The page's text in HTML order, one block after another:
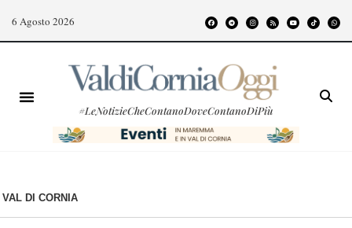
6 Agosto 2026
#LeNotizieCheContanoDoveContanoDiPiù
VAL DI CORNIA